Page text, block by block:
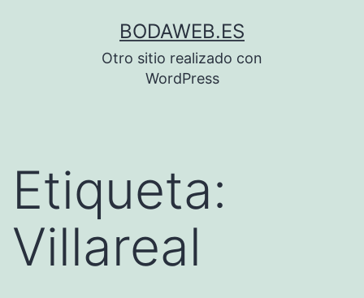
BODAWEB.ES
Otro sitio realizado con
WordPress
Etiqueta:
Villareal